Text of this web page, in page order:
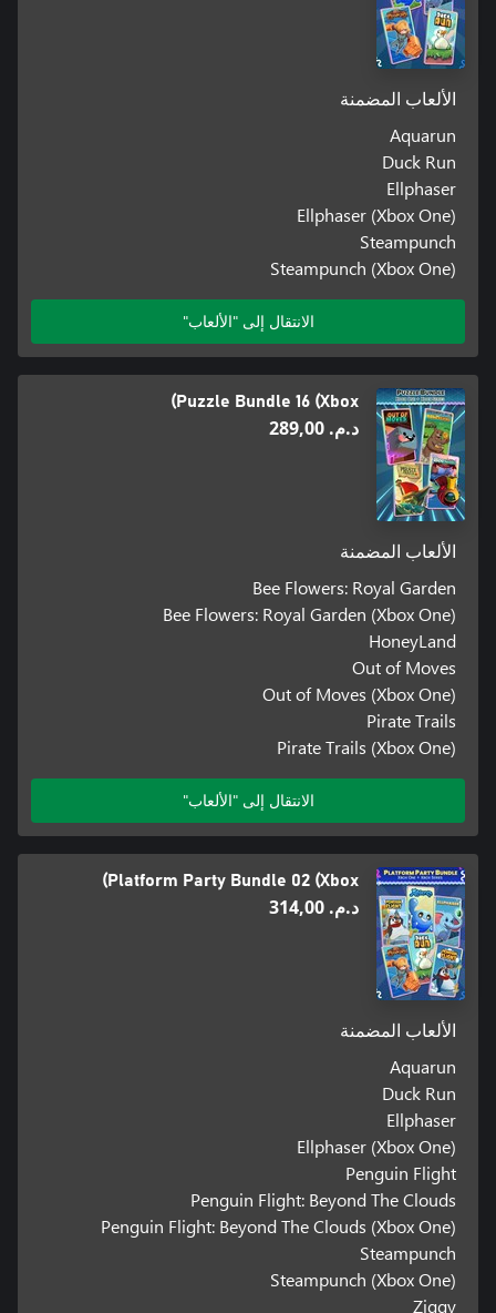
الألعاب المضمنة
Aquarun
Duck Run
Ellphaser
Ellphaser (Xbox One)
Steampunch
Steampunch (Xbox One)
الانتقال إلى "الألعاب"
Puzzle Bundle 16 (Xbox)
د.م.‏ 289,00
الألعاب المضمنة
Bee Flowers: Royal Garden
Bee Flowers: Royal Garden (Xbox One)
HoneyLand
Out of Moves
Out of Moves (Xbox One)
Pirate Trails
Pirate Trails (Xbox One)
الانتقال إلى "الألعاب"
Platform Party Bundle 02 (Xbox)
د.م.‏ 314,00
الألعاب المضمنة
Aquarun
Duck Run
Ellphaser
Ellphaser (Xbox One)
Penguin Flight
Penguin Flight: Beyond The Clouds
Penguin Flight: Beyond The Clouds (Xbox One)
Steampunch
Steampunch (Xbox One)
Ziggy